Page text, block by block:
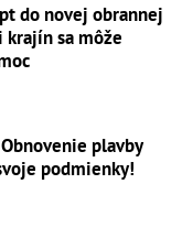
do novej obrannej
sa môže
plavby
podmienky!